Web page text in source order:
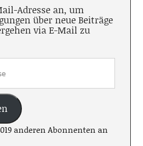
Adresse an, um
über neue Beiträge
via E-Mail zu
anderen Abonnenten an